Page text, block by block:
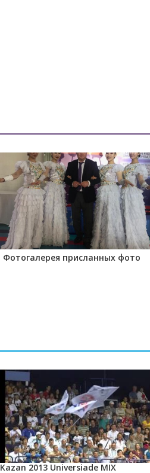
Фотогалерея присланных фото
Kazan 2013 Universiade MIX